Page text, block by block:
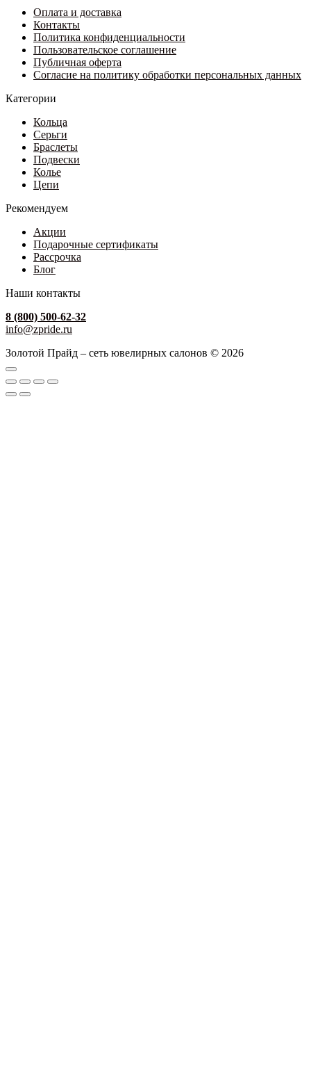
выбрать
на
странице
товара.
81
120 ₽.
560 ₽.
Оплата и доставка
Контакты
Политика конфиденциальности
Пользовательское соглашение
Публичная оферта
Согласие на политику обработки персональных данных
Категории
Кольца
Серьги
Браслеты
Подвески
Колье
Цепи
Рекомендуем
Акции
Подарочные сертификаты
Рассрочка
Блог
Наши контакты
8 (800) 500-62-32
info@zpride.ru
Золотой Прайд – сеть ювелирных салонов © 2026